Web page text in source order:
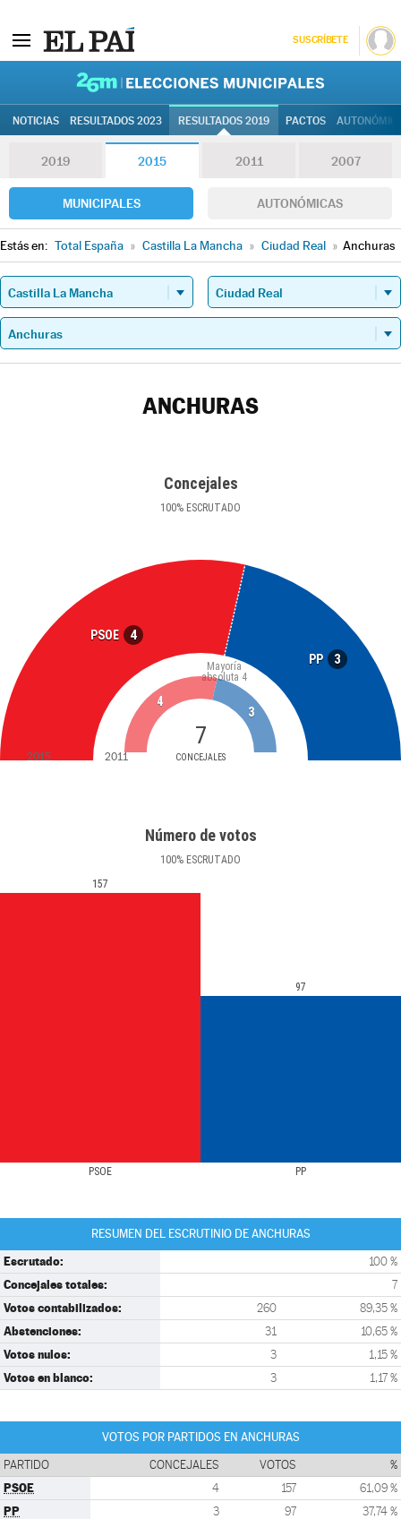
SUSCRÍBETE
NOTICIAS RESULTADOS 2023 RESULTADOS 2019 PACTOS
2019 2015 2011 2007
MUNICIPALES AUTONÓMICAS
Estás en: Total España » Castilla La Mancha » Ciudad Real » Anchuras
ANCHURAS
Concejales
100% ESCRUTADO
PSOE 4
PP 3
7
CONCEJALES
Mayoría
absoluta 4
4
3
2015 2011
Número de votos
100% ESCRUTADO
PSOE PP
157
97
RESUMEN DEL ESCRUTINIO DE ANCHURAS
Escrutado: 100 %
Concejales totales: 7
Votos contabilizados: 260 89,35 %
Abstenciones: 31 10,65 %
Votos nulos: 3 1,15 %
Votos en blanco: 3 1,17 %
VOTOS POR PARTIDOS EN ANCHURAS
PARTIDO CONCEJALES VOTOS %
PSOE 4 157 61,09 %
PP 3 97 37,74 %